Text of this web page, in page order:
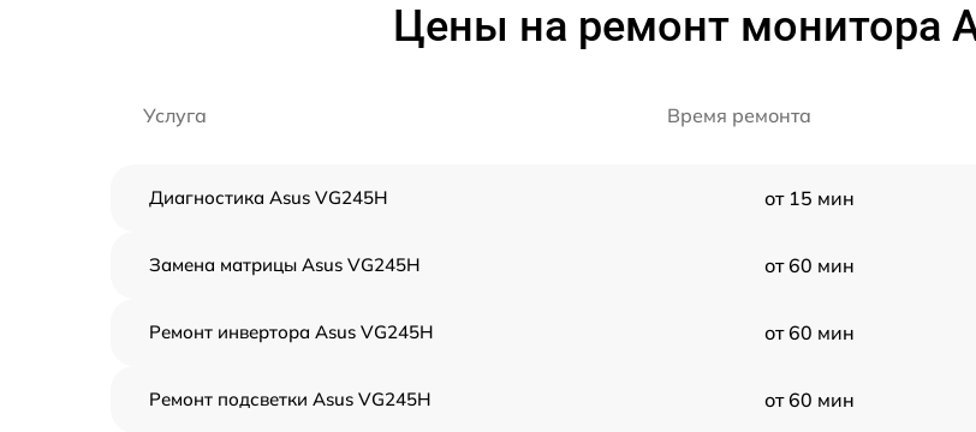
Цены на ремонт монитора
Услуга Время ремонта
Диагностика Asus VG245H от 15 мин
Замена матрицы Asus VG245H от 60 мин
Ремонт инвертора Asus VG245H от 60 мин
Ремонт подсветки Asus VG245H от 60 мин